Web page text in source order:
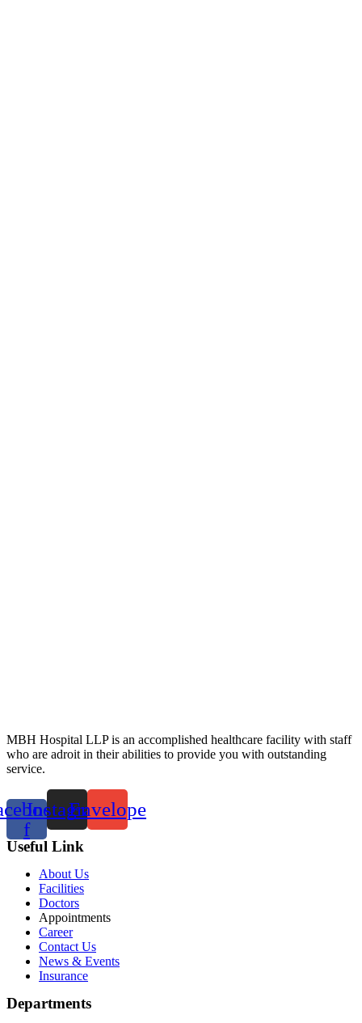
MBH Hospital LLP is an accomplished healthcare facility with staff
who are adroit in their abilities to provide you with outstanding
service.
f
InstagramEnvelope
Useful Link
About Us
Facilities
Doctors
Appointments
Career
Contact Us
News & Events
Insurance
Departments